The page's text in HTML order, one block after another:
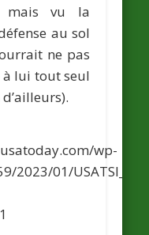
mais vu la
au sol
ne pas
lui tout seul